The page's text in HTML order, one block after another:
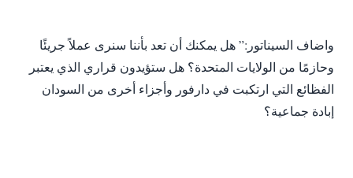
واضاف السيناتور:” هل يمكنك أن تعد بأننا سنرى عملاً جريئًا
وحازمًا من الولايات المتحدة؟ هل ستؤيدون قراري الذي يعتبر
الفظائع التي ارتكبت في دارفور وأجزاء أخرى من السودان
إبادة جماعية؟